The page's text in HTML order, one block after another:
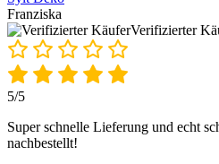
Franziska
Verifizierter
5/5
Super schnelle Lieferung und echt
nachbestellt!